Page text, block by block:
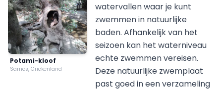
Potami-kloof
Samos, Griekenland
watervallen waar je kunt
zwemmen in natuurlijke
baden. Afhankelijk van het
seizoen kan het waterniveau
echte zwemmen vereisen.
Deze natuurlijke zwemplaat
past goed in een verzameling